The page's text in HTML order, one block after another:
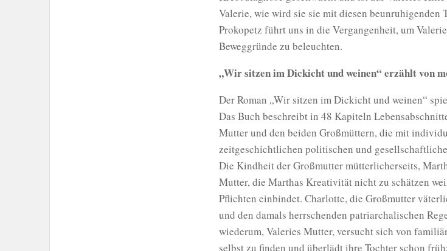
Valerie, wie wird sie sie mit diesen beunruhigenden
Prokopetz führt uns in die Vergangenheit, um
Beweggründe zu beleuchten.
„Wir sitzen im Dickicht und weinen“ erzählt von
Der Roman „Wir sitzen im Dickicht und weinen“
Das Buch beschreibt in 48 Kapiteln
Mutter und den beiden Großmüttern, die mit
zeitgeschichtlichen politischen und
Die Kindheit der Großmutter mütterlicherseits,
Mutter, die Marthas Kreativität nicht zu schätzen
Pflichten einbindet. Charlotte, die Großmutter
und den damals herrschenden patriarchalischen
wiederum, Valeries Mutter, versucht sich von
selbst zu finden und überlädt ihre Tochter schon